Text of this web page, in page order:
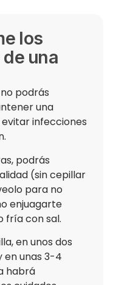
los
una
podrás
una
infecciones
podrás
(sin cepillar
para no
enjuagarte
fría con sal.
en unos dos
en unas 3-4
habrá